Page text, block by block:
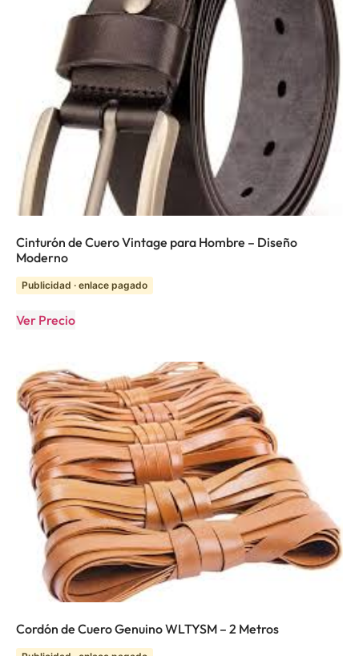
Cinturón de Cuero Vintage para Hombre – Diseño
Moderno
Publicidad · enlace pagado
Ver Precio
Cordón de Cuero Genuino WLTYSM – 2 Metros